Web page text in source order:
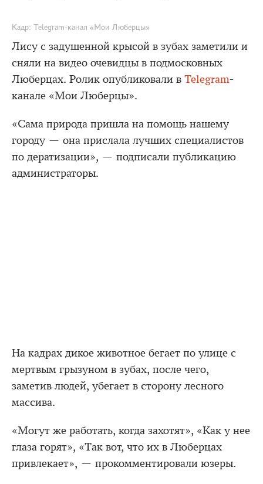
Кадр: Telegram-канал «Мои Люберцы»
Лису с задушенной крысой в зубах заметили и
сняли на видео очевидцы в подмосковных
Люберцах. Ролик опубликовали в Telegram-
канале «Мои Люберцы».
«Сама природа пришла на помощь нашему
городу — она прислала лучших специалистов
по дератизации», — подписали публикацию
администраторы.
На кадрах дикое животное бегает по улице с
мертвым грызуном в зубах, после чего,
заметив людей, убегает в сторону лесного
массива.
«Могут же работать, когда захотят», «Как у нее
глаза горят», «Так вот, что их в Люберцах
привлекает», — прокомментировали юзеры.